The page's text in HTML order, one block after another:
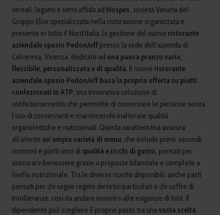
cereali, legumi e semi affida ad Hospes, società Veneta del
Gruppo Elior specializzata nella ristorazione organizzata e
presente in tutto il Nord Italia, la gestione del nuovo ristorante
aziendale spazio Pedon/off presso la sede dell’azienda di
Colceresa, Vicenza, dedicato ad una pausa pranzo varia,
flessibile, personalizzata e di qualità. Il nuovo ristorante
aziendale spazio Pedon/off basa la propria offerta su piatti
confezionati in ATP, una innovativa soluzione di
confezionamento che permette di conservare le pietanze senza
l’uso di conservanti e mantenendo inalterate qualità
organolettiche e nutrizionali. Questa caratteristica assicura
all’utente un’ampia varietà di menu, che include primi, secondi,
contorni e piatti unici di qualità e ricchi di gusto, pensati per
assicurare benessere grazie a proposte bilanciate e complete a
livello nutrizionale. Tra le diverse ricette disponibili, anche pasti
pensati per chi segue regimi dietetici particolari o chi soffre di
intolleranze, così da andare incontro alle esigenze di tutti. Il
dipendente può scegliere il proprio pasto tra unavasta scelta